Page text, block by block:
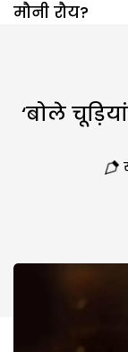
मौनी रौय?
‘बोले